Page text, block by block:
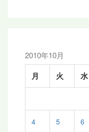
2010年10月
月 火 水
4 5 6